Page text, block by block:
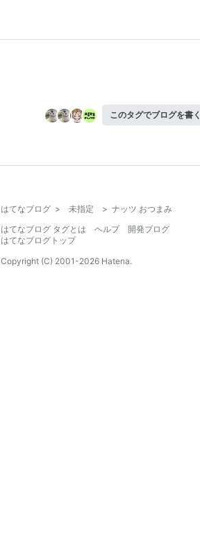
このタグでブログを書く
はてなブログ > 未指定 > ナッツ おつまみ
はてなブログ タグとは
ヘルプ
開発ブログ
はてなブログトップ
Copyright (C) 2001-2026 Hatena.